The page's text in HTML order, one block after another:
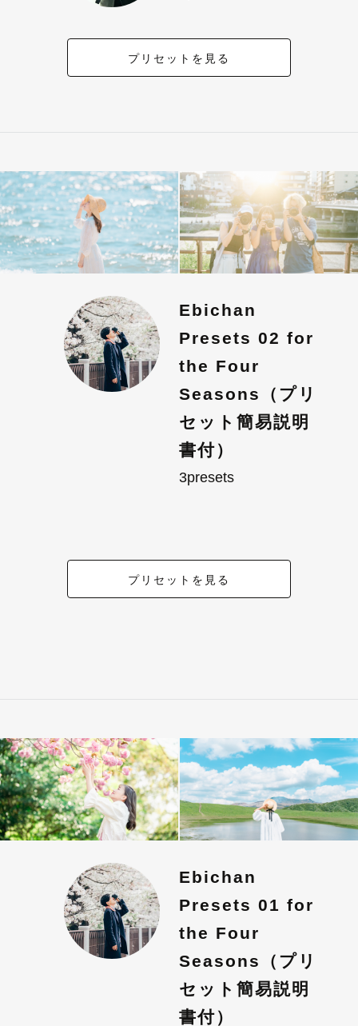
プリセットを見る
Ebichan
Presets 02 for
the Four
Seasons（プリ
セット簡易説明
書付）
3presets
プリセットを見る
Ebichan
Presets 01 for
the Four
Seasons（プリ
セット簡易説明
書付）